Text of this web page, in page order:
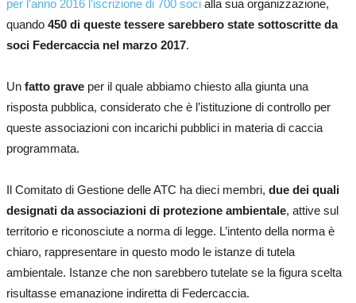
per l’anno 2016 l’iscrizione di 700 soci alla sua organizzazione,
quando 450 di queste tessere sarebbero state sottoscritte da
soci Federcaccia nel marzo 2017.
Un fatto grave per il quale abbiamo chiesto alla giunta una
risposta pubblica, considerato che è l’istituzione di controllo per
queste associazioni con incarichi pubblici in materia di caccia
programmata.
Il Comitato di Gestione delle ATC ha dieci membri, due dei quali
designati da associazioni di protezione ambientale, attive sul
territorio e riconosciute a norma di legge. L’intento della norma è
chiaro, rappresentare in questo modo le istanze di tutela
ambientale. Istanze che non sarebbero tutelate se la figura scelta
risultasse emanazione indiretta di Federcaccia.